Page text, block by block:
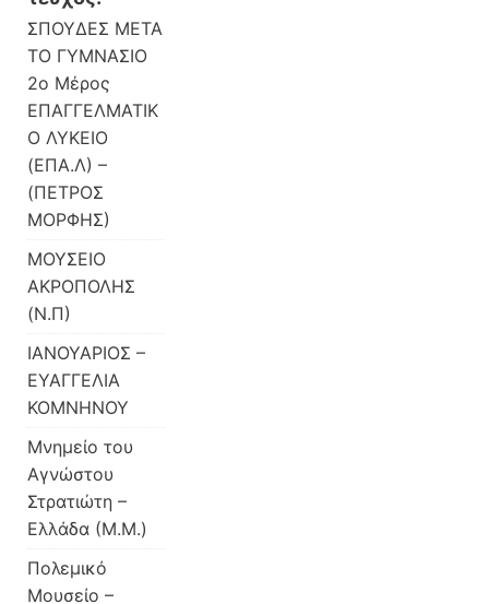
ΣΠΟΥΔΕΣ ΜΕΤΑ
ΤΟ ΓΥΜΝΑΣΙΟ
2ο Μέρος
ΕΠΑΓΓΕΛΜΑΤΙΚ
Ο ΛΥΚΕΙΟ
(ΕΠΑ.Λ) –
(ΠΕΤΡΟΣ
ΜΟΡΦΗΣ)
ΜΟΥΣΕΙΟ
ΑΚΡΟΠΟΛΗΣ
(Ν.Π)
ΙΑΝΟΥΑΡΙΟΣ –
ΕΥΑΓΓΕΛΙΑ
ΚΟΜΝΗΝΟΥ
Μνημείο του
Αγνώστου
Στρατιώτη –
Ελλάδα (Μ.Μ.)
Πολεμικό
Μουσείο –